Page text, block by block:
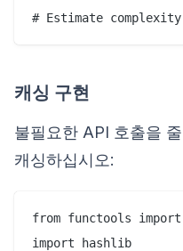
캐싱 구현
불필요한 API 호출을
캐싱하십시오:
from functools
import hashlib